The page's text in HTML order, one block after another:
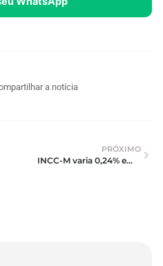
a notícia
PRÓXIMO
INCC-M varia 0,24% em setembro